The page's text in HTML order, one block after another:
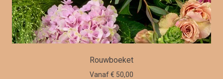
Rouwboeket
Vanaf € 50,00